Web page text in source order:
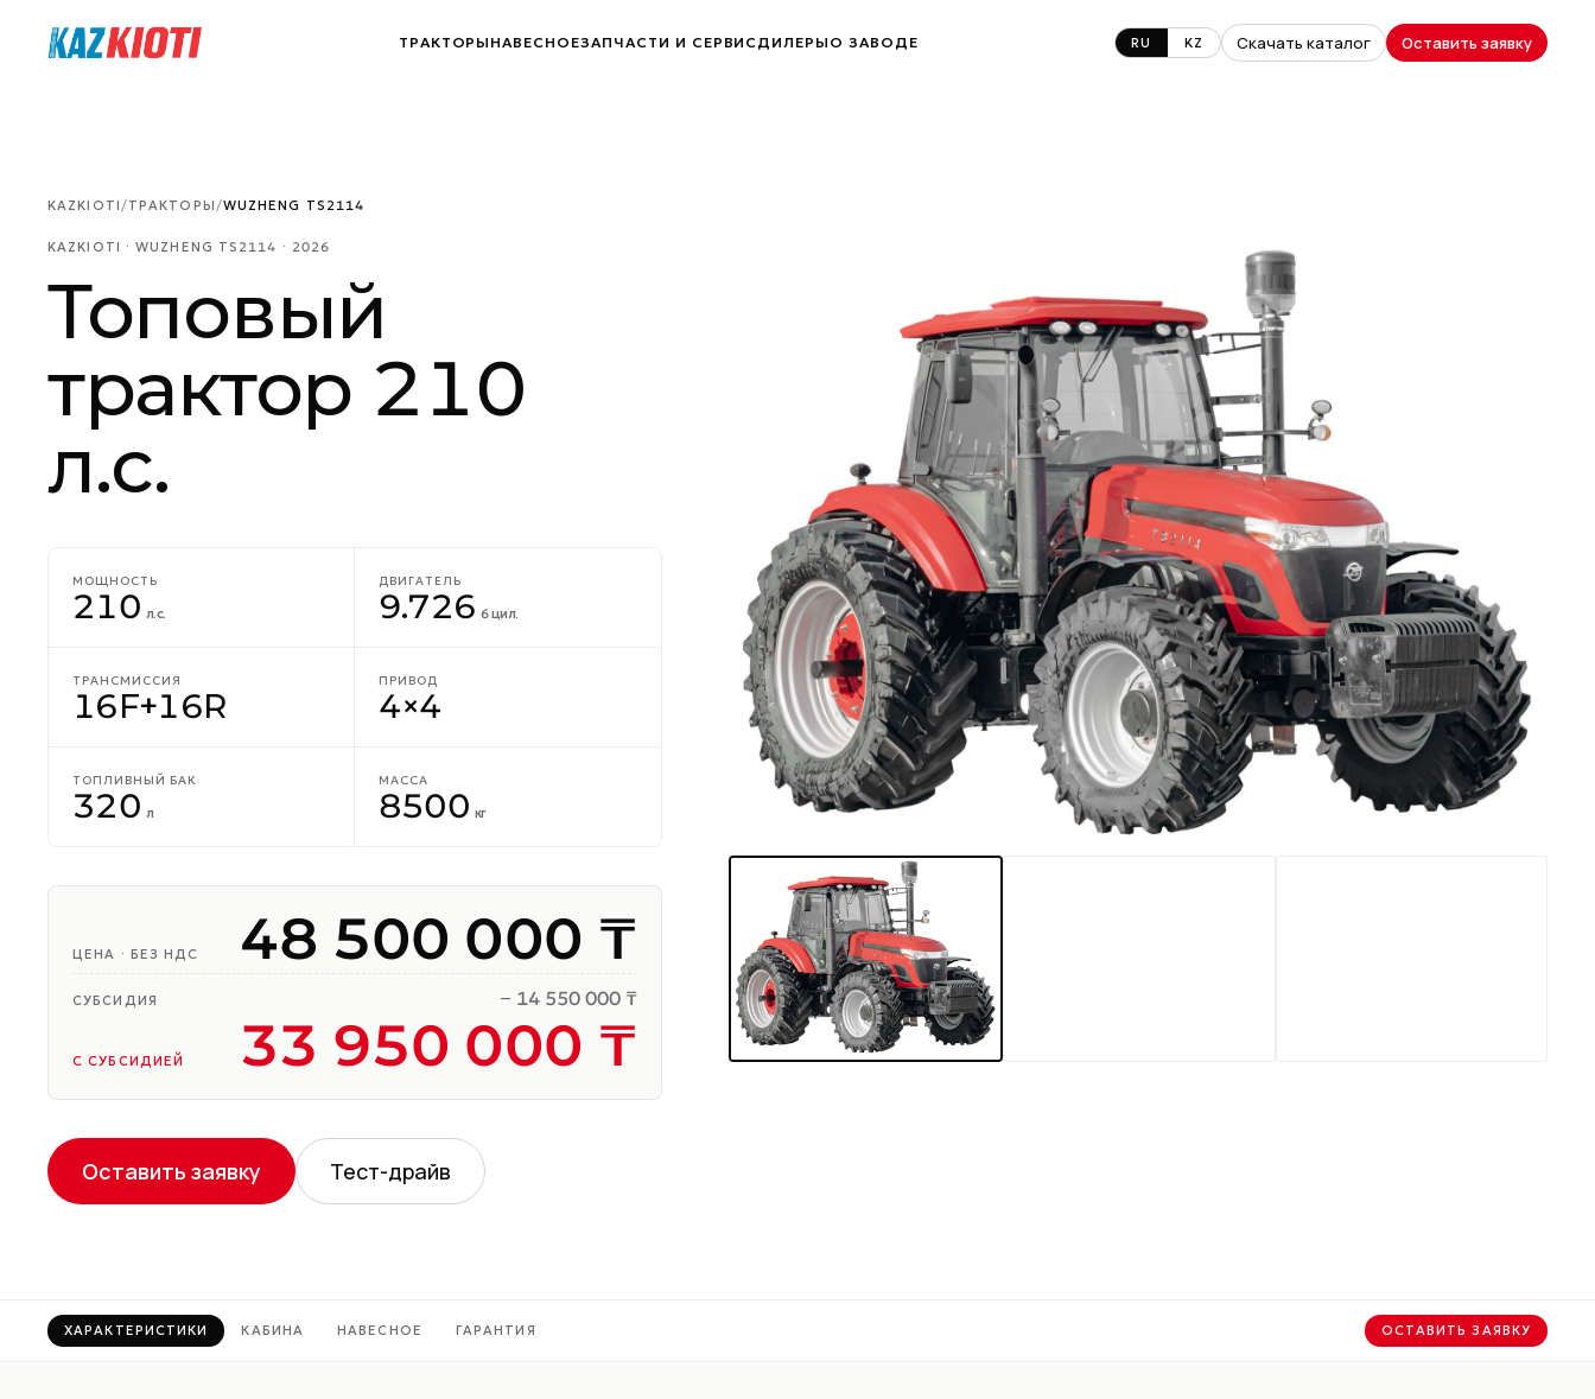
ТРАКТОРЫ НАВЕСНОЕЗАПЧАСТИ И СЕРВИСДИЛЕРЫ О ЗАВОДЕ RU KZ Скачать каталог Оставить заявку
KAZKIOTI/ТРАКТОРЫ/WUZHENG TS2114
KAZKIOTI ·WUZHENG TS2114 · 2026
Топовый
трактор 210
л.с.
МОЩНОСТЬ
210 л.с.
ДВИГАТЕЛЬ
9.726 6 цил.
ТРАНСМИССИЯ
16F+16R
ПРИВОД
4×4
ТОПЛИВНЫЙ БАК
320 л
МАССА
8500 кг
ЦЕНА · БЕЗ НДС 48 500 000 ₸
СУБСИДИЯ − 14 550 000 ₸
С СУБСИДИЕЙ 33 950 000 ₸
Оставить заявку Тест-драйв
ХАРАКТЕРИСТИКИ КАБИНА НАВЕСНОЕ ГАРАНТИЯ ОСТАВИТЬ ЗАЯВКУ